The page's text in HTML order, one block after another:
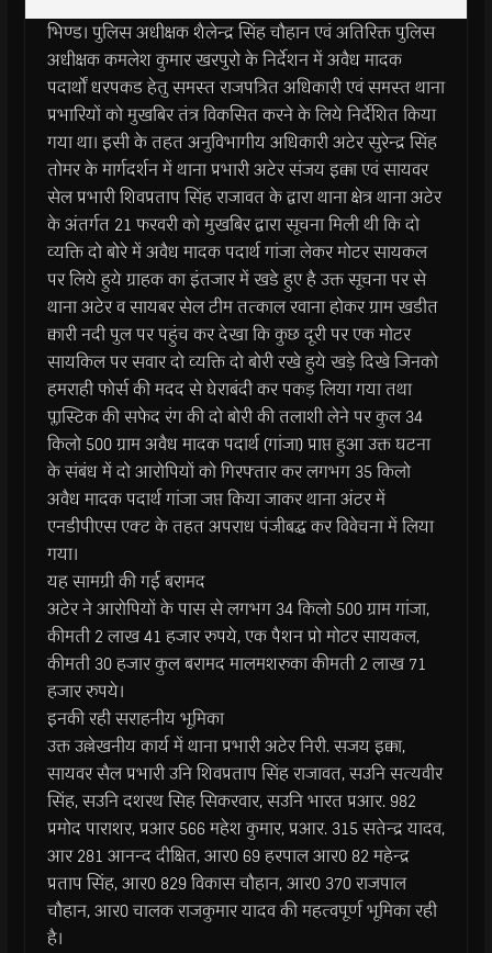
भिण्ड। पुलिस अधीक्षक शैलेन्द्र सिंह चौहान एवं अतिरिक्त पुलिस
अधीक्षक कमलेश कुमार खरपुरो के निर्देशन में अवैध मादक
पदार्थों धरपकड हेतु समस्त राजपत्रित अधिकारी एवं समस्त थाना
प्रभारियों को मुखबिर तंत्र विकसित करने के लिये निर्देशित किया
गया था। इसी के तहत अनुविभागीय अधिकारी अटेर सुरेन्द्र सिंह
तोमर के मार्गदर्शन में थाना प्रभारी अटेर संजय इक्का एवं सायवर
सेल प्रभारी शिवप्रताप सिंह राजावत के द्वारा थाना क्षेत्र थाना अटेर
के अंतर्गत 21 फरवरी को मुखबिर द्वारा सूचना मिली थी कि दो
व्यक्ति दो बोरे में अवैध मादक पदार्थ गांजा लेकर मोटर सायकल
पर लिये हुये ग्राहक का इंतजार में खडे हुए है उक्त सूचना पर से
थाना अटेर व सायबर सेल टीम तत्काल रवाना होकर ग्राम खडीत
क्वारी नदी पुल पर पहुंच कर देखा कि कुछ दूरी पर एक मोटर
सायकिल पर सवार दो व्यक्ति दो बोरी रखे हुये खड़े दिखे जिनको
हमराही फोर्स की मदद से घेराबंदी कर पकड़ लिया गया तथा
प्लास्टिक की सफेद रंग की दो बोरी की तलाशी लेने पर कुल 34
किलो 500 ग्राम अवैध मादक पदार्थ (गांजा) प्राप्त हुआ उक्त घटना
के संबंध में दो आरोपियों को गिरफ्तार कर लगभग 35 किलो
अवैध मादक पदार्थ गांजा जप्त किया जाकर थाना अंटर में
एनडीपीएस एक्ट के तहत अपराध पंजीबद्ध कर विवेचना में लिया
गया।
यह सामग्री की गई बरामद
अटेर ने आरोपियों के पास से लगभग 34 किलो 500 ग्राम गांजा,
कीमती 2 लाख 41 हजार रुपये, एक पैशन प्रो मोटर सायकल,
कीमती 30 हजार कुल बरामद मालमशरुका कीमती 2 लाख 71
हजार रुपये।
इनकी रही सराहनीय भूमिका
उक्त उल्लेखनीय कार्य में थाना प्रभारी अटेर निरी. सजय इक्का,
सायवर सैल प्रभारी उनि शिवप्रताप सिंह राजावत, सउनि सत्यवीर
सिंह, सउनि दशरथ सिह सिकरवार, सउनि भारत प्रआर. 982
प्रमोद पाराशर, प्रआर 566 महेश कुमार, प्रआर. 315 सतेन्द्र यादव,
आर 281 आनन्द दीक्षित, आर0 69 हरपाल आर0 82 महेन्द्र
प्रताप सिंह, आर0 829 विकास चौहान, आर0 370 राजपाल
चौहान, आर0 चालक राजकुमार यादव की महत्वपूर्ण भूमिका रही
है।